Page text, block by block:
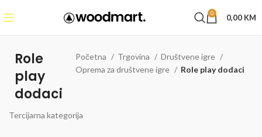
0 0,00 KM
Role
play
dodaci
Početna Trgovina
Društvene igre
Oprema za društvene igre
Role play dodaci
Tercijarna kategorija